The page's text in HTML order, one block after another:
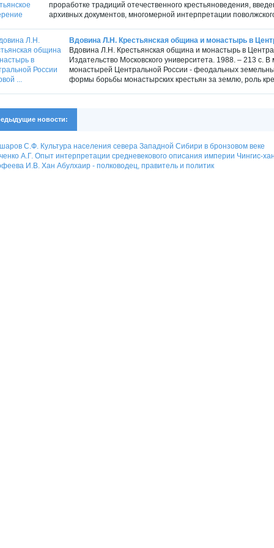
проработке традиций отечественного крестьяноведения,
архивных документов, многомерной интерпретации
Вдовина Л.Н. Крестьянская община и монастырь в
Вдовина Л.Н. Крестьянская община и монастырь в
Издательство Московского университета. 1988. – 213
монастырей Центральной России - феодальных
формы борьбы монастырских крестьян за землю, роль
новости:
С.Ф. Культура населения севера Западной Сибири в бронзовом веке
А.Г. Опыт интерпретации средневекового описания империи Чингис-
И.В. Хан Абулхаир - полководец, правитель и политик